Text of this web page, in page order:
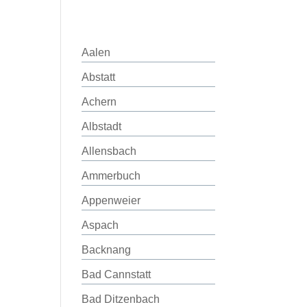
Aalen
Abstatt
Achern
Albstadt
Allensbach
Ammerbuch
Appenweier
Aspach
Backnang
Bad Cannstatt
Bad Ditzenbach